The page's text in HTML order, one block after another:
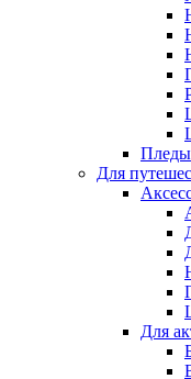
Пледы
Для
Для